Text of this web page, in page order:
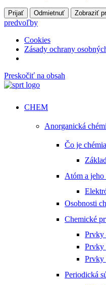
Prijať Odmietnuť Zobraziť
predvoľby
Cookies
Zásady ochrany
Preskočiť na obsah
CHEM
Anorganická
Čo je chémia
Atóm a jeho
Osobnosti
Chemické
Prvky
Prvky
Prvky
Periodická